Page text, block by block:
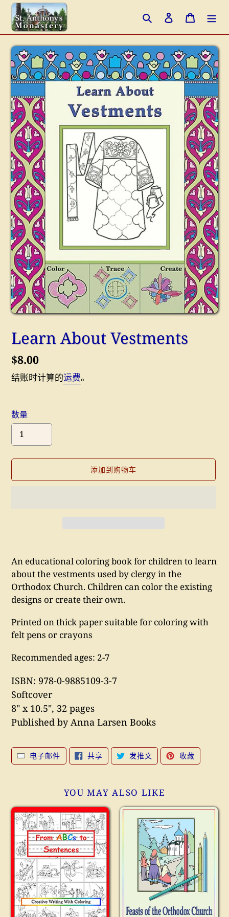
内
搜索 登录 购物车
Learn About Vestments
常
规
格
$8.00
结账时计算的运费。
数量
添加到购物车
产
品
添
加
您
的
物
An educational coloring book for children to learn
about the vestments used by clergy in the
Orthodox Church. Children can color the existing
designs or create their own.
Printed on thick paper suitable for coloring with
felt pens or crayons
Recommended ages: 2-7
ISBN: 978-0-9885109-3-7
Softcover
8" x 10.5", 32 pages
Published by Anna Larsen Books
电子邮件 共享
FACEBOOK
发推文
TWITTER
文
收藏固
定
YOU MAY ALSO LIKE
From
ABCs
to
Sentences
Feasts
of
the
Orthodox
Church